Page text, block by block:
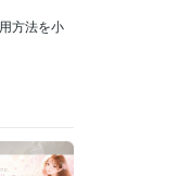
方法を小